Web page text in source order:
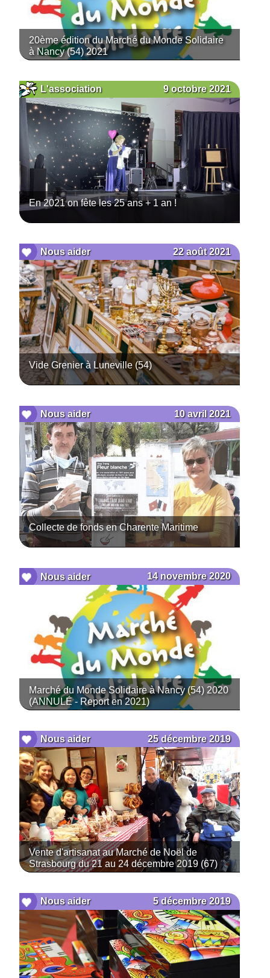
20ème édition du Marché du Monde Solidaire
à Nancy (54) 2021
9 octobre 2021
L'association
En 2021 on fête les 25 ans + 1 an !
22 août 2021
Nous aider
Vide Grenier à Luneville (54)
10 avril 2021
Nous aider
Collecte de fonds en Charente Maritime
14 novembre 2020
Nous aider
Marché du Monde Solidaire à Nancy (54) 2020
(ANNULÉ - Report en 2021)
25 décembre 2019
Nous aider
Vente d'artisanat au Marché de Noël de
Strasbourg du 21 au 24 décembre 2019 (67)
5 décembre 2019
Nous aider